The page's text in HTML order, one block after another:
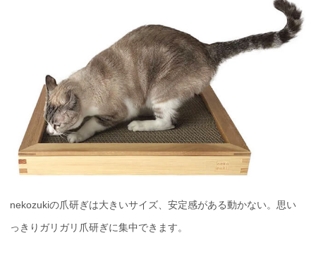
nekozukiの爪研ぎは大きいサイズ、安定感がある動かない。思い
っきりガリガリ爪研ぎに集中できます。